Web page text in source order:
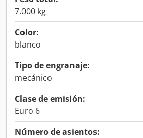
7.000 kg
Color:
blanco
Tipo de engranaje:
mecánico
Clase de emisión:
Euro 6
Número de asientos: